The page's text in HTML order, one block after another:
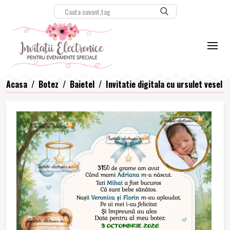
Acasa / Botez / Baietel / Invitatie digitala cu ursulet vesel